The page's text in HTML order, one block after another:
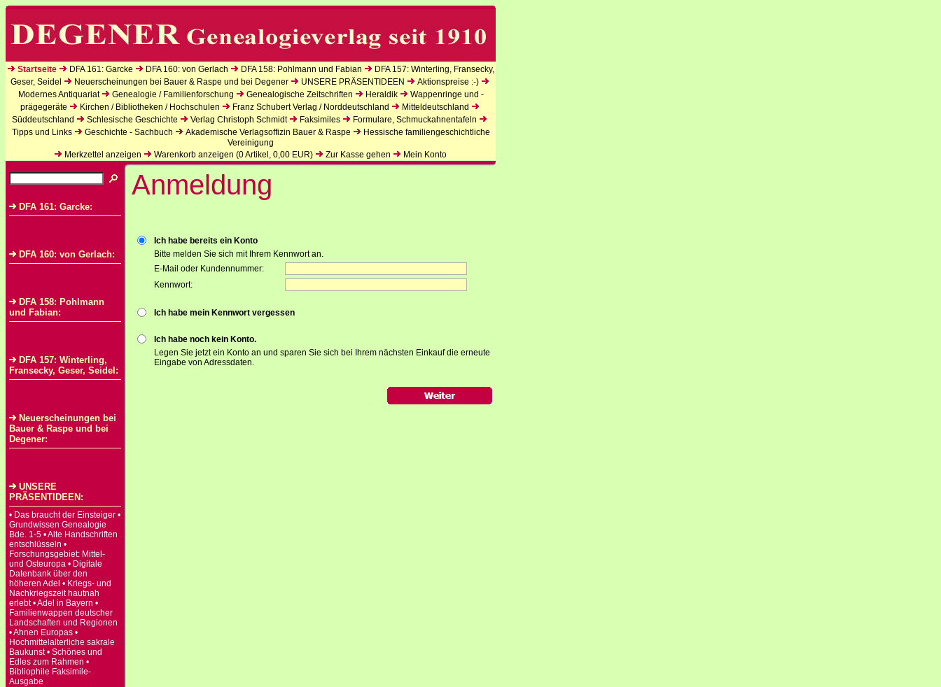
Startseite DFA 161: Garcke DFA 160: von Gerlach DFA 158: Pohlmann und Fabian
DFA 157: Winterling, Fransecky,
Geser, Seidel
Neuerscheinungen bei Bauer & Raspe und bei Degener UNSERE PRÄSENTIDEEN
Aktionspreise :-)
Modernes Antiquariat
Genealogie / Familienforschung Genealogische Zeitschriften Heraldik
Wappenringe und -
prägegeräte
Kirchen / Bibliotheken / Hochschulen Franz Schubert Verlag / Norddeutschland
Mitteldeutschland
Süddeutschland
Schlesische Geschichte Verlag Christoph Schmidt Faksimiles
Formulare, Schmuckahnentafeln
Tipps und Links
Geschichte - Sachbuch Akademische Verlagsoffizin Bauer & Raspe
Hessische familiengeschichtliche
Vereinigung
Merkzettel anzeigen
Warenkorb anzeigen (0Artikel, 0,00 EUR) Zur Kasse gehen Mein Konto
DFA 161: Garcke:
DFA 160: von Gerlach:
DFA 158: Pohlmann
und Fabian:
DFA 157: Winterling,
Fransecky, Geser, Seidel:
Neuerscheinungen bei
Bauer & Raspe und bei
Degener:
UNSERE
PRÄSENTIDEEN:
• Das braucht der Einsteiger •
Grundwissen Genealogie
Bde. 1-5 • Alte Handschriften
entschlüsseln •
Forschungsgebiet: Mittel-
und Osteuropa • Digitale
Datenbank über den
höheren Adel • Kriegs- und
Nachkriegszeit hautnah
erlebt • Adel in Bayern •
Familienwappen deutscher
Landschaften und Regionen
• Ahnen Europas •
Hochmittelalterliche sakrale
Baukunst • Schönes und
Edles zum Rahmen •
Bibliophile Faksimile-
Ausgabe
Anmeldung
Ich habe bereits ein Konto
Bitte melden Sie sich mit Ihrem Kennwort an.
E-Mail oder Kundennummer:
Kennwort:
Ich habe mein Kennwort vergessen
Ich habe noch kein Konto.
Legen Sie jetzt ein Konto an und sparen Sie sich bei Ihrem nächsten Einkauf die erneute
Eingabe von Adressdaten.